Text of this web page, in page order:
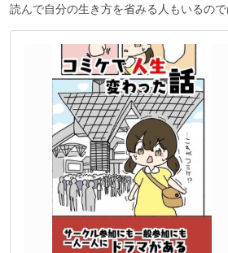
読んで自分の生き方を省みる人もいるので